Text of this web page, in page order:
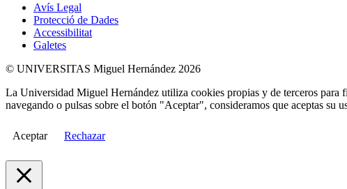
Avís Legal
Protecció de Dades
Accessibilitat
Galetes
© UNIVERSITAS Miguel Hernández 2026
La Universidad Miguel Hernández utiliza cookies propias y de terceros para
navegando o pulsas sobre el botón "Aceptar", consideramos que aceptas su
Aceptar Rechazar